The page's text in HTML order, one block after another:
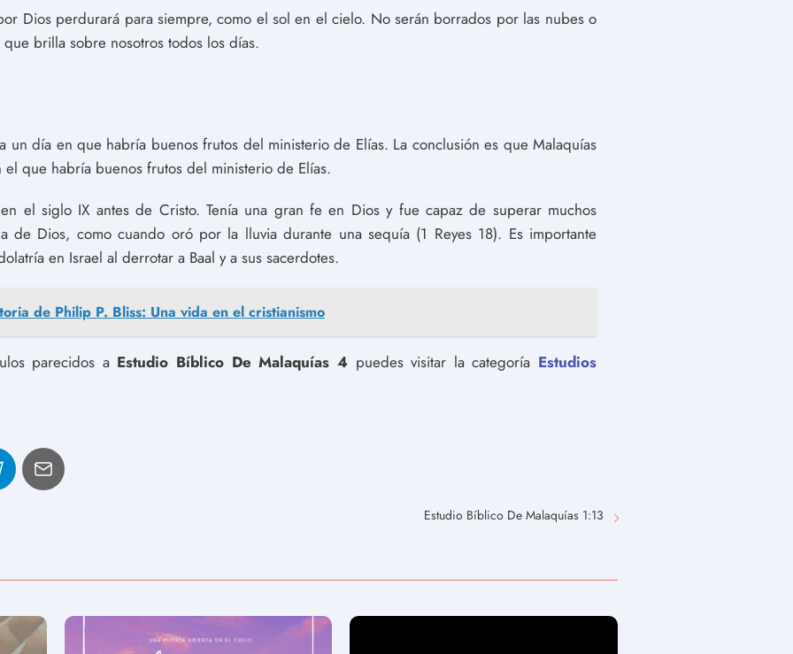
Dios perdurará para siempre, como el sol en el cielo. No serán borrados por las nubes o
brilla sobre nosotros todos los días.
un día en que habría buenos frutos del ministerio de Elías. La conclusión es que Malaquías
que habría buenos frutos del ministerio de Elías.
el siglo IX antes de Cristo. Tenía una gran fe en Dios y fue capaz de superar muchos
de Dios, como cuando oró por la lluvia durante una sequía (1 Reyes 18). Es importante
en Israel al derrotar a Baal y a sus sacerdotes.
de Philip P. Bliss: Una vida en el cristianismo
parecidos a Estudio Bíblico De Malaquías 4puedes visitar la categoría Estudios
Estudio Bíblico De Malaquías 1:13